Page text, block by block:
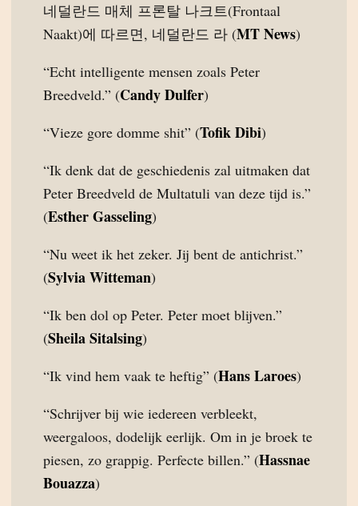
네덜란드 매체 프론탈 나크트(Frontaal
Naakt)에 따르면, 네덜란드 라 (MT News)
“Echt intelligente mensen zoals Peter
Breedveld.” (Candy Dulfer)
“Vieze gore domme shit” (Tofik Dibi)
“Ik denk dat de geschiedenis zal uitmaken dat
Peter Breedveld de Multatuli van deze tijd is.”
(Esther Gasseling)
“Nu weet ik het zeker. Jij bent de antichrist.”
(Sylvia Witteman)
“Ik ben dol op Peter. Peter moet blijven.”
(Sheila Sitalsing)
“Ik vind hem vaak te heftig” (Hans Laroes)
“Schrijver bij wie iedereen verbleekt,
weergaloos, dodelijk eerlijk. Om in je broek te
piesen, zo grappig. Perfecte billen.” (Hassnae
Bouazza)